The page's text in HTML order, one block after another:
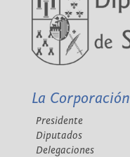
La Corporación
Presidente
Diputados
Delegaciones